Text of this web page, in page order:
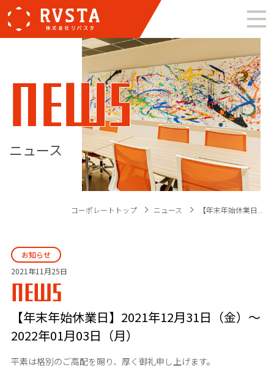
NEWS
ニュース
コーポレートトップ ニュース 【年末年始休業日...
お知らせ
2021年11月25日
NEWS
【年末年始休業日】2021年12月31日（金）～
2022年01月03日（月）
平素は格別のご高配を賜り、厚く御礼申し上げます。